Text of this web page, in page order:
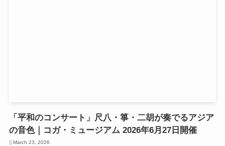
「平和のコンサート」尺八・箏・二胡が奏でるアジア
の音色｜コガ・ミュージアム 2026年6月27日開催
March 23, 2026